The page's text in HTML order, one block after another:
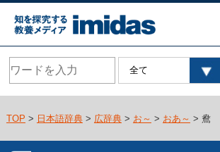
TOP > 日本語辞典> 広辞典> お～ > おあ～ > 鴦